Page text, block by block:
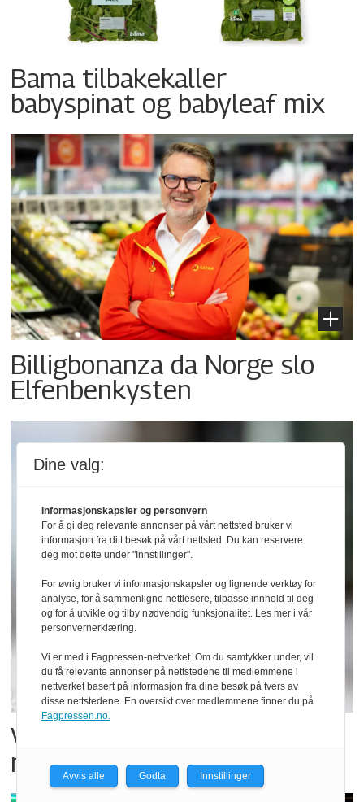
Bama tilbakekaller
babyspinat og babyleaf mix
Billigbonanza da Norge slo
Elfenbenkysten
Vil vokse i brusmarkedet
med Dr Pepper
Dine valg:
Informasjonskapsler og personvern
For å gi deg relevante annonser på vårt nettsted bruker vi
informasjon fra ditt besøk på vårt nettsted. Du kan reservere
deg mot dette under "Innstillinger".
For øvrig bruker vi informasjonskapsler og lignende verktøy for
analyse, for å sammenligne nettlesere, tilpasse innhold til deg
og for å utvikle og tilby nødvendig funksjonalitet. Les mer i vår
personvernerklæring.
Vi er med i Fagpressen-nettverket. Om du samtykker under, vil
du få relevante annonser på nettstedene til medlemmene i
nettverket basert på informasjon fra dine besøk på tvers av
disse nettstedene. En oversikt over medlemmene finner du på
Fagpressen.no.
Avvis alle Godta Innstillinger